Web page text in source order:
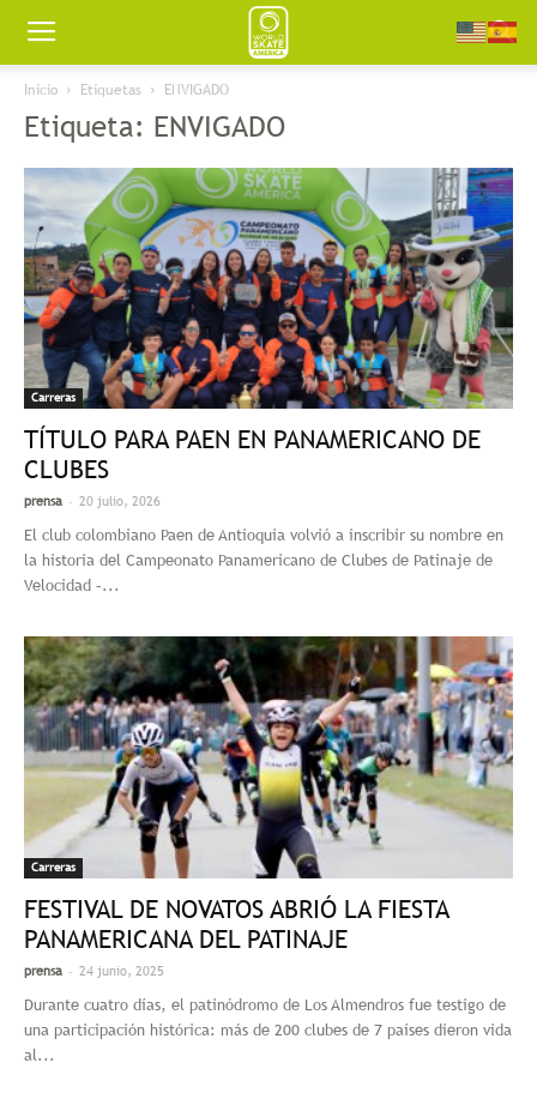
Worldskate
America
Inicio Etiquetas ENVIGADO
Etiqueta: ENVIGADO
Carreras
TÍTULO PARA PAEN EN PANAMERICANO DE
CLUBES
prensa - 20 julio, 2026
El club colombiano Paen de Antioquia volvió a inscribir su nombre en
la historia del Campeonato Panamericano de Clubes de Patinaje de
Velocidad –...
Carreras
FESTIVAL DE NOVATOS ABRIÓ LA FIESTA
PANAMERICANA DEL PATINAJE
prensa - 24 junio, 2025
Durante cuatro días, el patinódromo de Los Almendros fue testigo de
una participación histórica: más de 200 clubes de 7 países dieron vida
al...